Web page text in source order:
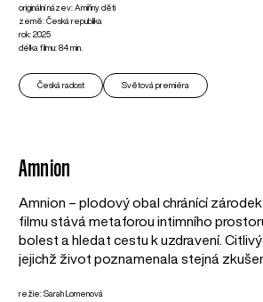
originální název: Amiřiny děti
země: Česká republika
rok: 2025
délka filmu: 84 min.
Česká radost Světová premiéra
Amnion
Amnion – plodový obal chránící
filmu stává metaforou intimního
bolest a hledat cestu k uzdravení.
jejichž život poznamenala stejná
režie: Sarah Lomenová